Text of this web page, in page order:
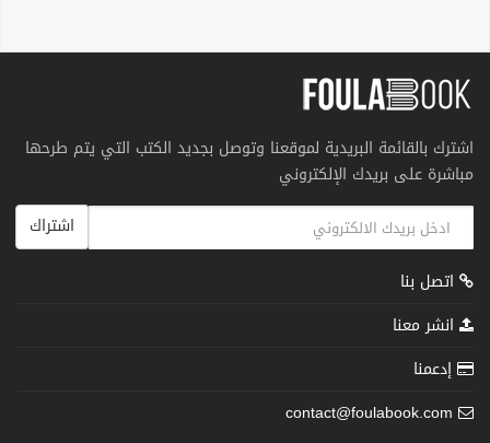
اشترك بالقائمة البريدية لموقعنا وتوصل بجديد الكتب التي يتم طرحها
مباشرة على بريدك الإلكتروني
اشتراك
اتصل بنا
انشر معنا
إدعمنا
contact@foulabook.com